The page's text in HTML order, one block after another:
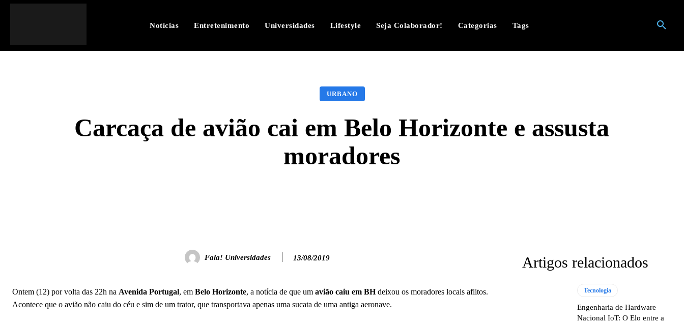
Notícias Entretenimento Universidades Lifestyle Seja Colaborador! Categorias Tags
URBANO
Carcaça de avião cai em Belo Horizonte e assusta
moradores
Fala! Universidades 13/08/2019
Ontem (12) por volta das 22h na Avenida Portugal, em Belo Horizonte, a notícia de que um avião caiu em BHdeixou os moradores locais aflitos.
Acontece que o avião não caiu do céu e sim de um trator, que transportava apenas uma sucata de uma antiga aeronave.
Artigos relacionados
Tecnologia
Engenharia de Hardware
Nacional IoT: O Elo entre a